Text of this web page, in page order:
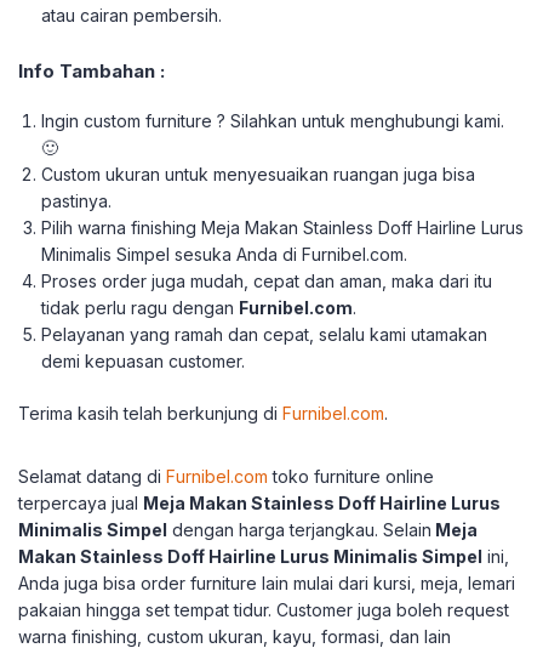
atau cairan pembersih.
Info Tambahan :
Ingin custom furniture ? Silahkan untuk menghubungi kami.
🙂
Custom ukuran untuk menyesuaikan ruangan juga bisa
pastinya.
Pilih warna finishing Meja Makan Stainless Doff Hairline Lurus
Minimalis Simpel sesuka Anda di Furnibel.com.
Proses order juga mudah, cepat dan aman, maka dari itu
tidak perlu ragu dengan Furnibel.com.
Pelayanan yang ramah dan cepat, selalu kami utamakan
demi kepuasan customer.
Terima kasih telah berkunjung di Furnibel.com.
Selamat datang di Furnibel.com toko furniture online
terpercaya jual Meja Makan Stainless Doff Hairline Lurus
Minimalis Simpel dengan harga terjangkau. Selain Meja
Makan Stainless Doff Hairline Lurus Minimalis Simpel ini,
Anda juga bisa order furniture lain mulai dari kursi, meja, lemari
pakaian hingga set tempat tidur. Customer juga boleh request
warna finishing, custom ukuran, kayu, formasi, dan lain